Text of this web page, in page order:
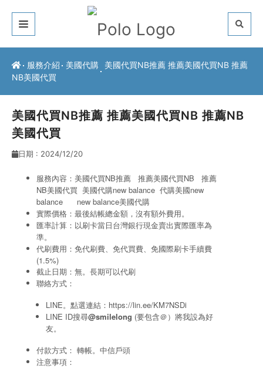
關於我們
服務介紹
常見問題
聯絡方式
服務介紹 美國代購
美國代買NB推薦 推薦美國代買NB 推薦
NB美國代買
美國代買NB推薦 推薦美國代買NB 推薦NB
美國代買
日期 : 2024/12/20
服務內容：美國代買NB推薦 推薦美國代買NB 推薦
NB美國代買 美國代購new balance 代購美國new
balance
new balance美國代購
實際價格：最後結帳總金額，沒有額外費用。
匯率計算：以刷卡當日台灣銀行現金賣出實際匯率為
準。
代刷費用：免代刷費、免代買費、免國際刷卡手續費
(1.5%)
截止日期：無。長期可以代刷
聯絡方式：
LINE。點選連結： https://lin.ee/KM7NSDi
LINE ID搜尋@smilelong (要包含＠）將我設為好
友。
付款方式： 轉帳。中信戶頭
注意事項：